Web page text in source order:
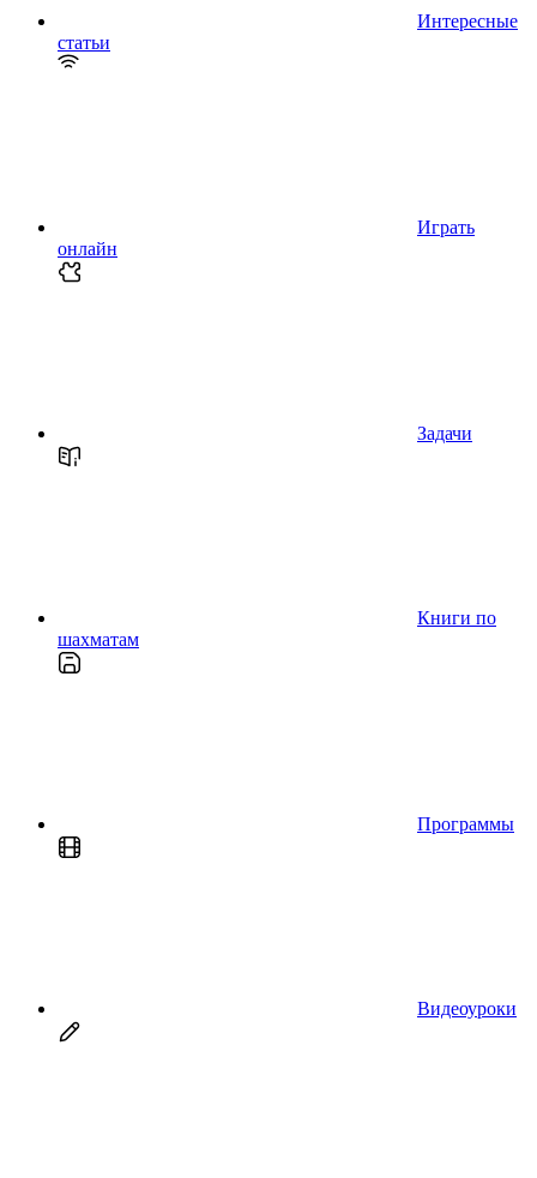
Интересные
статьи
Играть
онлайн
Задачи
Книги по
шахматам
Программы
Видеоуроки